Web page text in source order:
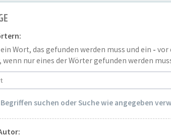
Wort, das gefunden werden muss und ein - vor
wenn nur eines der Wörter gefunden werden
suchen oder Suche wie angegeben